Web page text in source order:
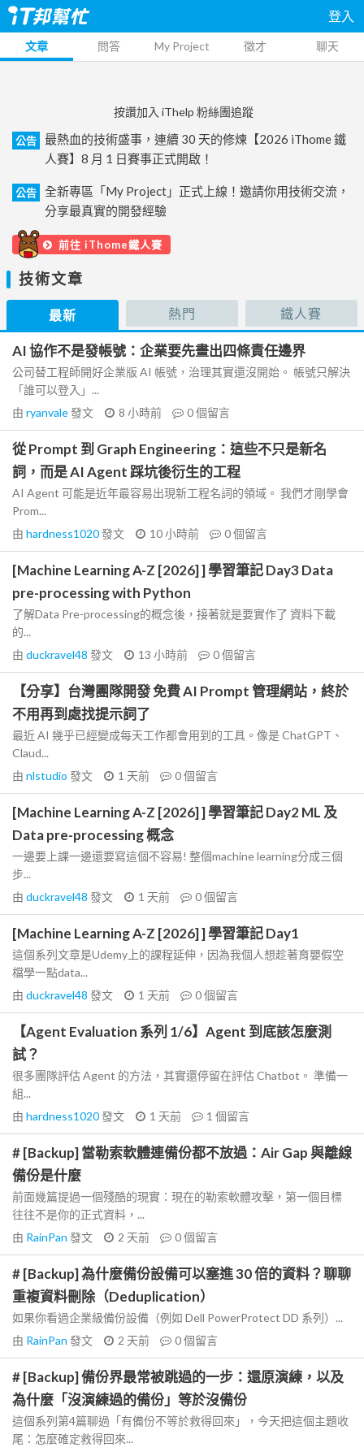
登入
文章 問答 My Project 徵才 聊天
按讚加入 iThelp 粉絲團追蹤
公告
最熱血的技術盛事，連續 30 天的修煉【2026 iThome 鐵
人賽】8 月 1 日賽事正式開啟！
公告
全新專區「My Project」正式上線！邀請你用技術交流，
分享最真實的開發經驗
前往 iThome鐵人賽
技術文章
最新 熱門 鐵人賽
AI 協作不是發帳號：企業要先畫出四條責任邊界
公司替工程師開好企業版 AI 帳號，治理其實還沒開始。 帳號只解決
「誰可以登入」...
由 ryanvale發文 8 小時前 0個留言
從 Prompt 到 Graph Engineering：這些不只是新名
詞，而是 AI Agent 踩坑後衍生的工程
AI Agent 可能是近年最容易出現新工程名詞的領域。 我們才剛學會
Prom...
由 hardness1020發文 10 小時前 0個留言
[Machine Learning A-Z [2026] ] 學習筆記 Day3 Data
pre-processing with Python
了解Data Pre-processing的概念後，接著就是要實作了 資料下載
的...
由 duckravel48 發文 13 小時前 0個留言
【分享】台灣團隊開發 免費 AI Prompt 管理網站，終於
不用再到處找提示詞了
最近 AI 幾乎已經變成每天工作都會用到的工具。像是 ChatGPT、
Claud...
由 nlstudio 發文 1 天前 0個留言
[Machine Learning A-Z [2026] ] 學習筆記 Day2 ML 及
Data pre-processing 概念
一邊要上課一邊還要寫這個不容易! 整個machine learning分成三個
步...
由 duckravel48 發文 1 天前 0個留言
[Machine Learning A-Z [2026] ] 學習筆記 Day1
這個系列文章是Udemy上的課程延伸，因為我個人想趁著育嬰假空
檔學一點data...
由 duckravel48 發文 1 天前 0個留言
【Agent Evaluation 系列 1/6】Agent 到底該怎麼測
試？
很多團隊評估 Agent 的方法，其實還停留在評估 Chatbot。 準備一
組...
由 hardness1020發文 1 天前 1 個留言
# [Backup] 當勒索軟體連備份都不放過：Air Gap 與離線
備份是什麼
前面幾篇提過一個殘酷的現實：現在的勒索軟體攻擊，第一個目標
往往不是你的正式資料，...
由 RainPan 發文 2 天前 0個留言
# [Backup] 為什麼備份設備可以塞進 30 倍的資料？聊聊
重複資料刪除（Deduplication）
如果你看過企業級備份設備（例如 Dell PowerProtect DD 系列）...
由 RainPan 發文 2 天前 0個留言
# [Backup] 備份界最常被跳過的一步：還原演練，以及
為什麼「沒演練過的備份」等於沒備份
這個系列第4篇聊過「有備份不等於救得回來」，今天把這個主題收
尾：怎麼確定救得回來...